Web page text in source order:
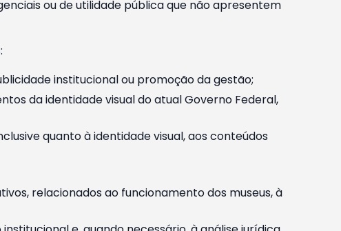
ou de utilidade pública que não apresentem
institucional ou promoção da gestão;
da identidade visual do atual Governo Federal,
quanto à identidade visual, aos conteúdos
relacionados ao funcionamento dos museus, à